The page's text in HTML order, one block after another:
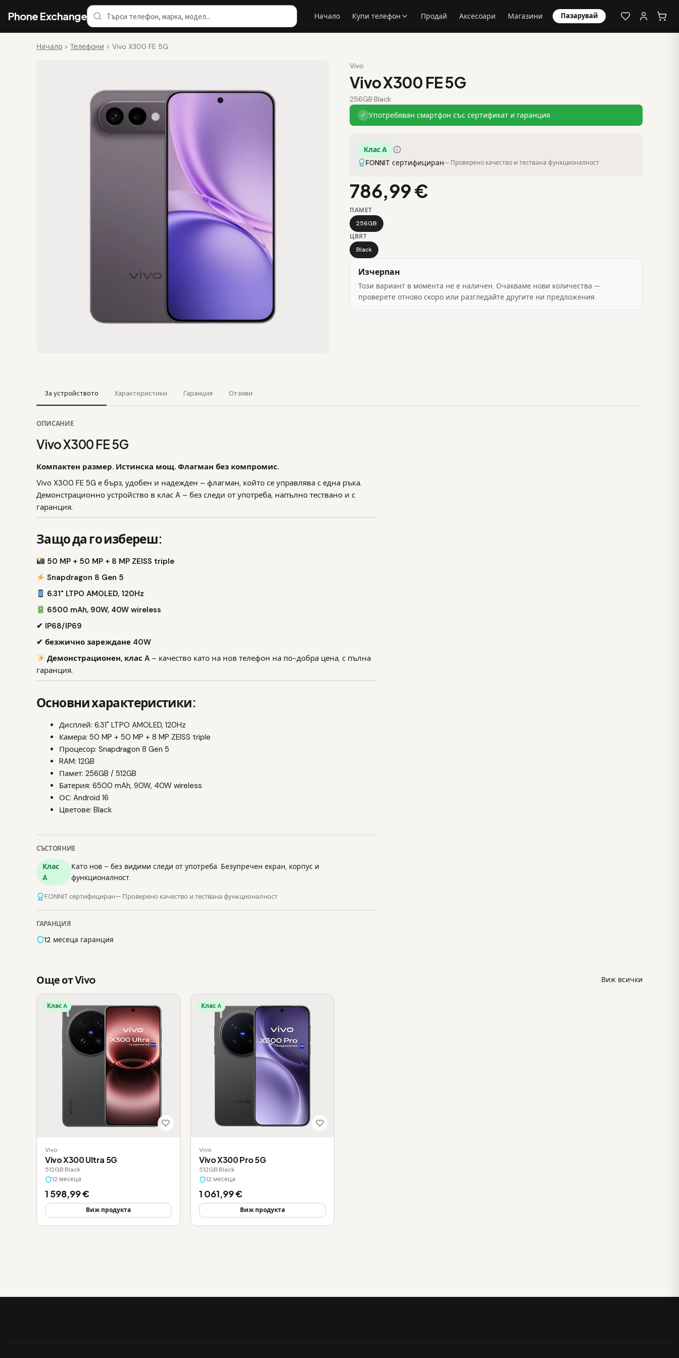
Phone Exchange Начало Купи телефон Продай Аксесоари Магазини Пазарувай
Начало > Телефони > Vivo X300 FE 5G
Vivo
Vivo X300 FE 5G
256GB·Black
✓ Употребяван смартфон със сертификат и гаранция
Клас A
FONNIT сертифициран— Проверено качество и тествана функционалност
786,99 €
ПАМЕТ
256GB
ЦВЯТ
Black
Изчерпан
Този вариант в момента не е наличен. Очакваме нови количества —
проверете отново скоро или разгледайте другите ни предложения.
За устройството Характеристики Гаранция Отзиви
ОПИСАНИЕ
Vivo X300 FE 5G
Компактен размер. Истинска мощ. Флагман без компромис.
Vivo X300 FE 5G е бърз, удобен и надежден – флагман, който се управлява с една ръка.
Демонстрационно устройство в клас A – без следи от употреба, напълно тествано и с
гаранция.
Защо да го избереш:
50 MP + 50 MP + 8 MP ZEISS triple
Snapdragon 8 Gen 5
6.31" LTPO AMOLED, 120Hz
6500 mAh, 90W, 40W wireless
✔ IP68/IP69
✔ безжично зареждане 40W
Демонстрационен, клас A – качество като на нов телефон на по-добра цена, с пълна
гаранция.
Основни характеристики:
Дисплей: 6.31" LTPO AMOLED, 120Hz
Камера: 50 MP + 50 MP + 8 MP ZEISS triple
Процесор: Snapdragon 8 Gen 5
RAM: 12GB
Памет: 256GB / 512GB
Батерия: 6500 mAh, 90W, 40W wireless
ОС: Android 16
Цветове: Black
СЪСТОЯНИЕ
Клас
A
Като нов – без видими следи от употреба. Безупречен екран, корпус и
функционалност.
FONNIT сертифициран— Проверено качество и тествана функционалност
ГАРАНЦИЯ
12 месеца гаранция
Още от Vivo Виж всички
Клас A
Vivo
Vivo X300 Ultra 5G
512GB·Black
12 месеца
1 598,99 €
Виж продукта
Клас A
Vivo
Vivo X300 Pro 5G
512GB·Black
12 месеца
1 061,99 €
Виж продукта